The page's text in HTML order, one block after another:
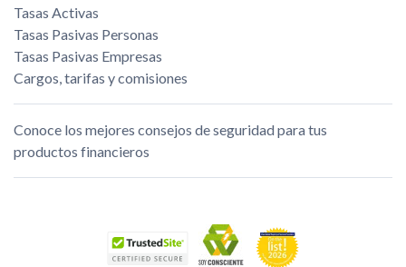
Tasas Activas
Tasas Pasivas Personas
Tasas Pasivas Empresas
Cargos, tarifas y comisiones
Conoce los mejores consejos de seguridad para tus
productos financieros